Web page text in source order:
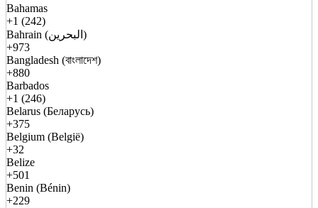
Bahamas
+1 (242)
Bahrain (البحرين)
+973
Bangladesh (বাংলাদেশ)
+880
Barbados
+1 (246)
Belarus (Беларусь)
+375
Belgium (België)
+32
Belize
+501
Benin (Bénin)
+229